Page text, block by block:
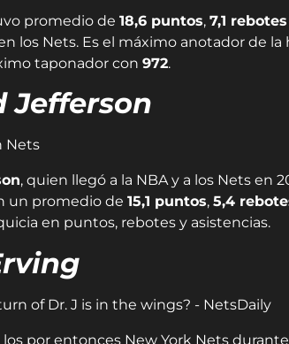
promedio de 18,6 puntos, 7,1 rebotes
los Nets. Es el máximo anotador de
taponador con 972.
Jefferson
, quien llegó a la NBA y a los Nets en
un promedio de 15,1 puntos, 5,4
en puntos, rebotes y asistencias.
por entonces New York Nets